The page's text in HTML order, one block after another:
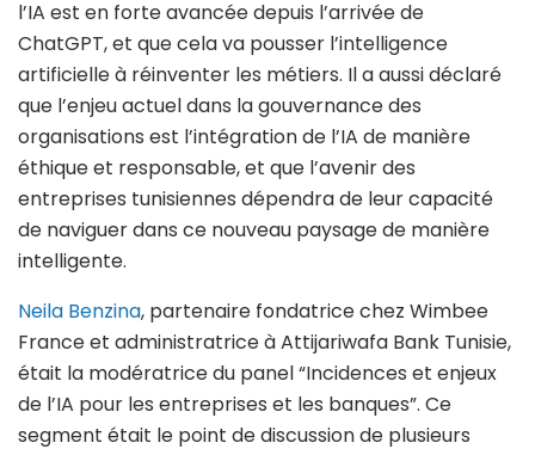
l’IA est en forte avancée depuis l’arrivée de
ChatGPT, et que cela va pousser l’intelligence
artificielle à réinventer les métiers. Il a aussi déclaré
que l’enjeu actuel dans la gouvernance des
organisations est l’intégration de l’IA de manière
éthique et responsable, et que l’avenir des
entreprises tunisiennes dépendra de leur capacité
de naviguer dans ce nouveau paysage de manière
intelligente.
Neila Benzina, partenaire fondatrice chez Wimbee
France et administratrice à Attijariwafa Bank Tunisie,
était la modératrice du panel “Incidences et enjeux
de l’IA pour les entreprises et les banques”. Ce
segment était le point de discussion de plusieurs